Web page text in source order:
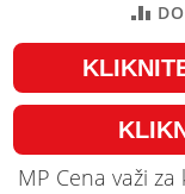
MP Cena važi